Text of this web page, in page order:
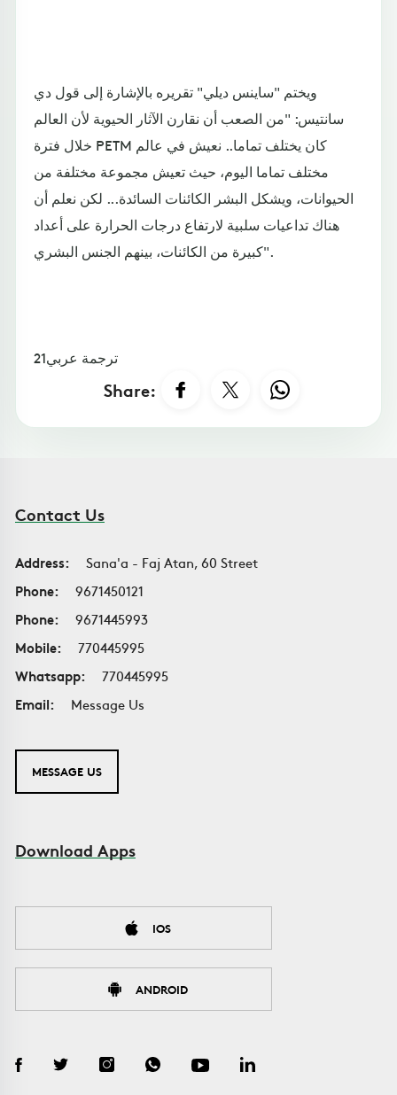
ويختم "ساينس ديلي" تقريره بالإشارة إلى قول دي
سانتيس: "من الصعب أن نقارن الآثار الحيوية لأن العالم
خلال فترة PETM كان يختلف تماما.. نعيش في عالم
مختلف تماما اليوم، حيث تعيش مجموعة مختلفة من
الحيوانات، ويشكل البشر الكائنات السائدة... لكن نعلم أن
هناك تداعيات سلبية لارتفاع درجات الحرارة على أعداد
كبيرة من الكائنات، بينهم الجنس البشري".
ترجمة عربي21
Share:
Contact Us
Address:
Sana'a - Faj Atan, 60 Street
Phone:
9671450121
Phone:
9671445993
Mobile:
770445995
Whatsapp:
770445995
Email:
Message Us
MESSAGE US
Download Apps
IOS
ANDROID